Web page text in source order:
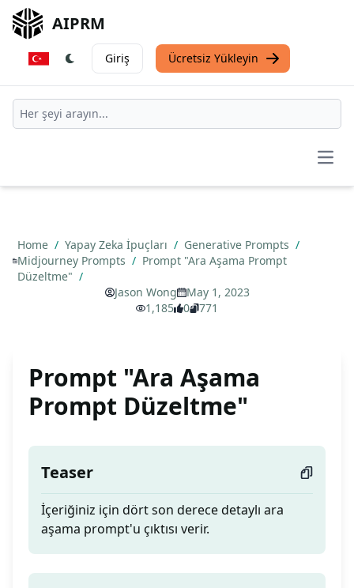
AIPRM
Giriş Ücretsiz Yükleyin
Home / Yapay Zeka İpuçları / Generative Prompts /
Midjourney Prompts / Prompt "Ara Aşama Prompt
Düzeltme" /
Jason Wong
May 1, 2023
1,185
0 771
Prompt "Ara Aşama
Prompt Düzeltme"
Teaser
İçeriğiniz için dört son derece detaylı ara
aşama prompt'u çıktısı verir.